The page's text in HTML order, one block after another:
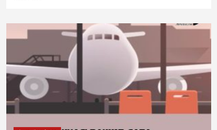
Solusikah
Evakuasi
Ke
Indonesia?